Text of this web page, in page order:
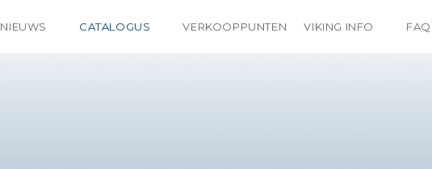
NIEUWS CATALOGUS VERKOOPPUNTEN VIKING INFO FAQ